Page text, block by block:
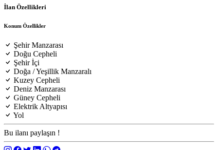
İlan Özellikleri
Konum Özellikler
Şehir Manzarası
Doğu Cepheli
Şehir İçi
Doğa / Yeşillik Manzaralı
Kuzey Cepheli
Deniz Manzarası
Güney Cepheli
Elektrik Altyapısı
Yol
Bu ilanı paylaşın !